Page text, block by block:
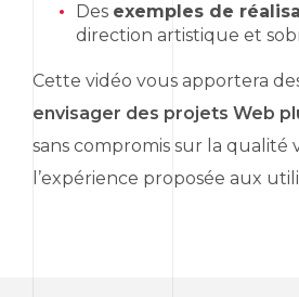
Des exemples de
direction artistique et
Cette vidéo vous apportera
envisager des projets Web
sans compromis sur la qualité
l’expérience proposée aux